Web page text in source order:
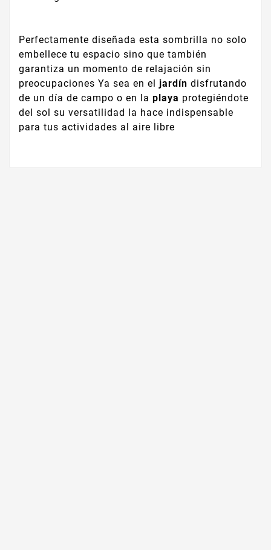
Perfectamente diseñada esta sombrilla no solo
embellece tu espacio sino que también
garantiza un momento de relajación sin
preocupaciones Ya sea en el jardín disfrutando
de un día de campo o en la playa protegiéndote
del sol su versatilidad la hace indispensable
para tus actividades al aire libre